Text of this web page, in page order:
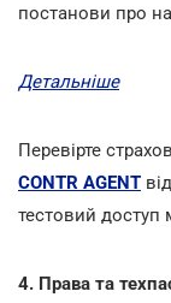
постанови про
Детальніше
Перевірте
CONTR AGENT
тестовий
4. Права та